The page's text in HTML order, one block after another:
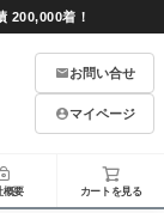
200,000着！
お問い合せ
マイページ
概要 カートを見る